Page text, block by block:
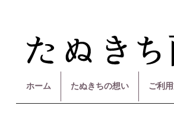
ホーム たぬきちの想い ご利